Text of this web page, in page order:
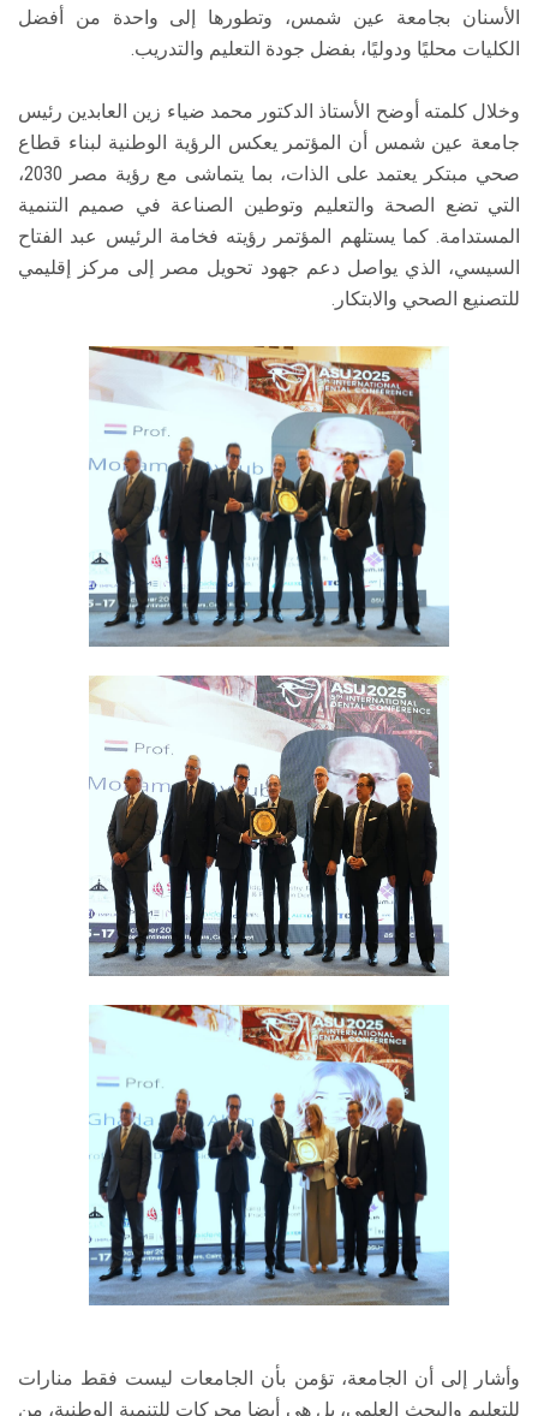
الأسنان بجامعة عين شمس، وتطورها إلى واحدة من أفضل
الكليات محليًا ودوليًا، بفضل جودة التعليم والتدريب.
وخلال كلمته أوضح الأستاذ الدكتور محمد ضياء زين العابدين رئيس
جامعة عين شمس أن المؤتمر يعكس الرؤية الوطنية لبناء قطاع
صحي مبتكر يعتمد على الذات، بما يتماشى مع رؤية مصر 2030،
التي تضع الصحة والتعليم وتوطين الصناعة في صميم التنمية
المستدامة. كما يستلهم المؤتمر رؤيته فخامة الرئيس عبد الفتاح
السيسي، الذي يواصل دعم جهود تحويل مصر إلى مركز إقليمي
للتصنيع الصحي والابتكار.
وأشار إلى أن الجامعة، تؤمن بأن الجامعات ليست فقط منارات
للتعليم والبحث العلمي، بل هي أيضا محركات للتنمية الوطنية، من